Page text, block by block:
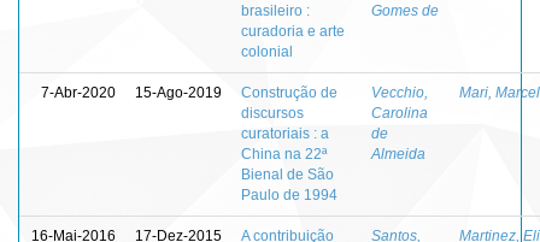
brasileiro :
curadoria e arte
colonial
Gomes de
7-Abr-2020 15-Ago-2019
Construção de
discursos
curatoriais : a
China na 22ª
Bienal de São
Paulo de 1994
Vecchio,
Carolina
de
Almeida
Mari,
16-Mai-2016 17-Dez-2015
A contribuição
Santos,
Martinez,